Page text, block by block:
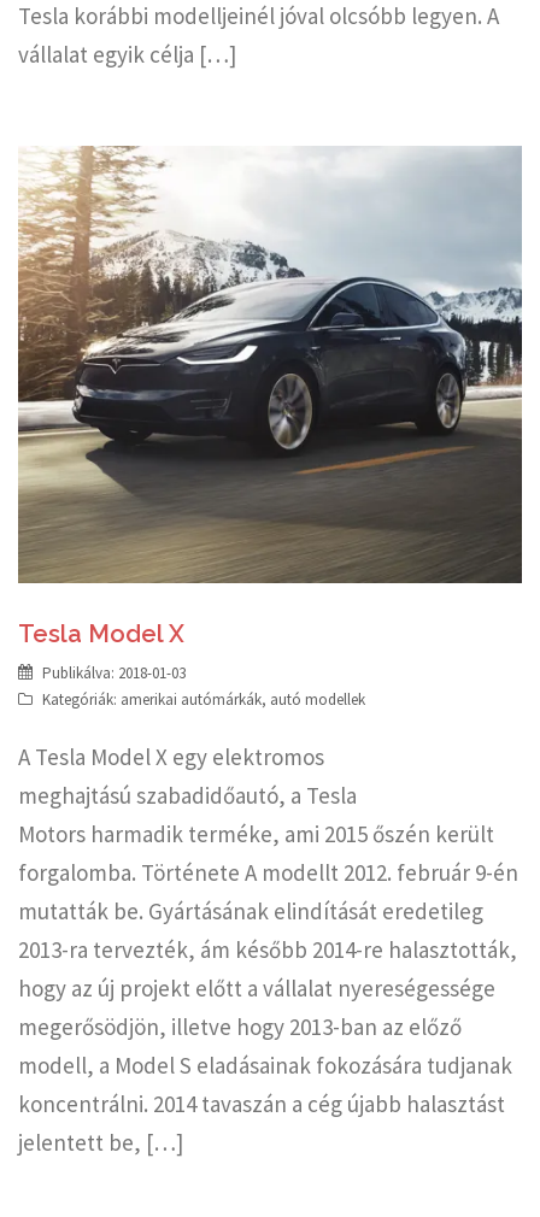
Tesla korábbi modelljeinél jóval olcsóbb legyen. A
vállalat egyik célja […]
Tesla Model X
Publikálva: 2018-01-03
Kategóriák: amerikai autómárkák, autó modellek
A Tesla Model X egy elektromos
meghajtású szabadidőautó, a Tesla
Motors harmadik terméke, ami 2015 őszén került
forgalomba. Története A modellt 2012. február 9-én
mutatták be. Gyártásának elindítását eredetileg
2013-ra tervezték, ám később 2014-re halasztották,
hogy az új projekt előtt a vállalat nyereségessége
megerősödjön, illetve hogy 2013-ban az előző
modell, a Model S eladásainak fokozására tudjanak
koncentrálni. 2014 tavaszán a cég újabb halasztást
jelentett be, […]